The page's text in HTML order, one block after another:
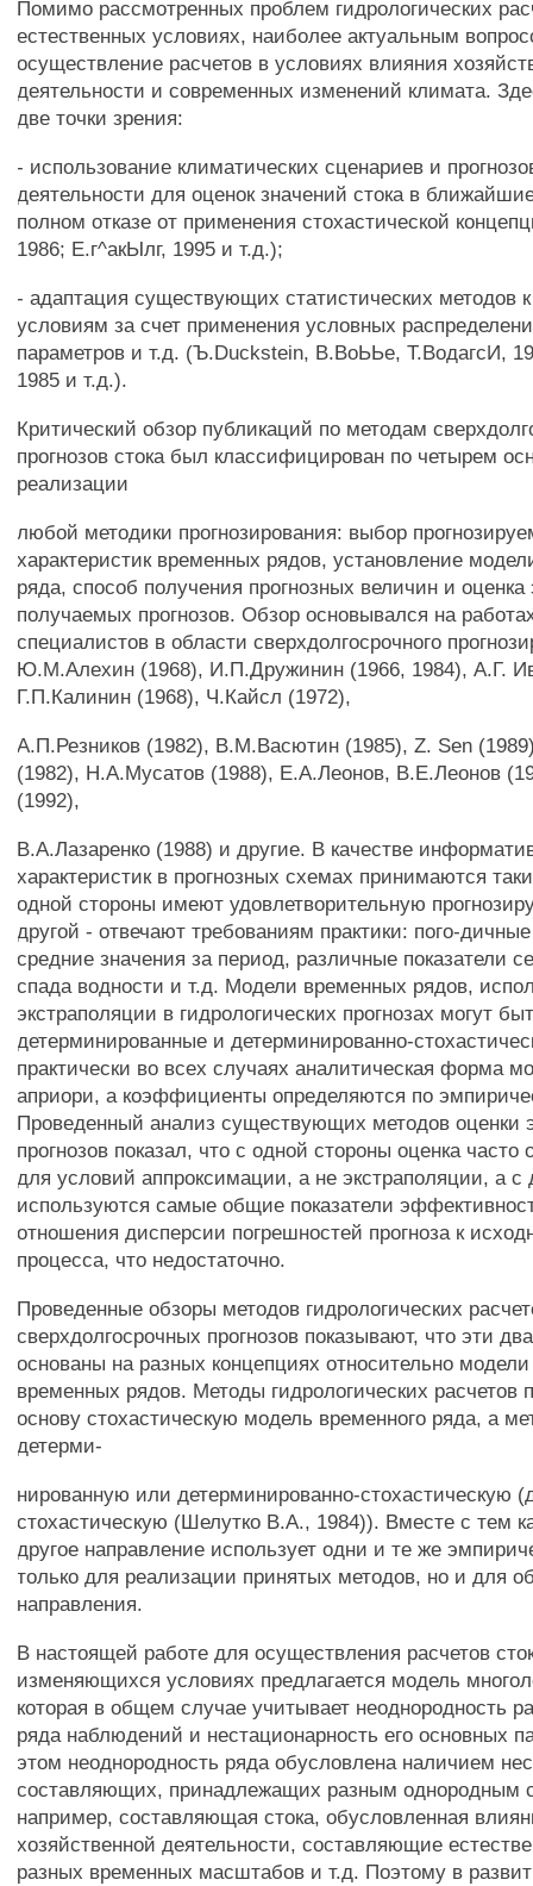
Помимо рассмотренных проблем гидрологических
естественных условиях, наиболее актуальным
осуществление расчетов в условиях влияния
деятельности и современных изменений климата.
две точки зрения:
- использование климатических сценариев и
деятельности для оценок значений стока в
полном отказе от применения стохастической
1986; Е.г^акЫлг, 1995 и т.д.);
- адаптация существующих статистических методов
условиям за счет применения условных
параметров и т.д. (Ъ.Duckstein, В.ВоЬЬе, Т.ВодагсИ,
1985 и т.д.).
Критический обзор публикаций по методам
прогнозов стока был классифицирован по четырем
реализации
любой методики прогнозирования: выбор
характеристик временных рядов, установление
ряда, способ получения прогнозных величин и
получаемых прогнозов. Обзор основывался на
специалистов в области сверхдолгосрочного
Ю.М.Алехин (1968), И.П.Дружинин (1966, 1984), А.Г.
Г.П.Калинин (1968), Ч.Кайсл (1972),
A.П.Резников (1982), В.М.Васютин (1985), Z. Sen
(1982), Н.А.Мусатов (1988), Е.А.Леонов, В.Е.Леонов
(1992),
B.А.Лазаренко (1988) и другие. В качестве
характеристик в прогнозных схемах принимаются
одной стороны имеют удовлетворительную
другой - отвечают требованиям практики: пого-
средние значения за период, различные показатели
спада водности и т.д. Модели временных рядов,
экстраполяции в гидрологических прогнозах могут
детерминированные и детерминированно-
практически во всех случаях аналитическая форма
априори, а коэффициенты определяются по
Проведенный анализ существующих методов оценки
прогнозов показал, что с одной стороны оценка часто
для условий аппроксимации, а не экстраполяции, а с
используются самые общие показатели
отношения дисперсии погрешностей прогноза к
процесса, что недостаточно.
Проведенные обзоры методов гидрологических
сверхдолгосрочных прогнозов показывают, что эти
основаны на разных концепциях относительно
временных рядов. Методы гидрологических расчетов
основу стохастическую модель временного ряда, а
детерми-
нированную или детерминированно-стохастическую
стохастическую (Шелутко В.А., 1984)). Вместе с тем
другое направление использует одни и те же
только для реализации принятых методов, но и для
направления.
В настоящей работе для осуществления расчетов
изменяющихся условиях предлагается модель
которая в общем случае учитывает неоднородность
ряда наблюдений и нестационарность его основных
этом неоднородность ряда обусловлена наличием
составляющих, принадлежащих разным однородным
например, составляющая стока, обусловленная
хозяйственной деятельности, составляющие
разных временных масштабов и т.д. Поэтому в